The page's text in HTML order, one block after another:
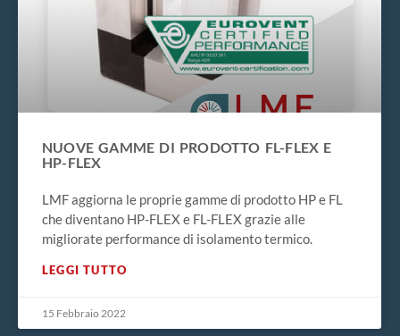
NUOVE GAMME DI PRODOTTO FL-FLEX E
HP-FLEX
LMF aggiorna le proprie gamme di prodotto HP e FL
che diventano HP-FLEX e FL-FLEX grazie alle
migliorate performance di isolamento termico.
LEGGI TUTTO
15 Febbraio 2022